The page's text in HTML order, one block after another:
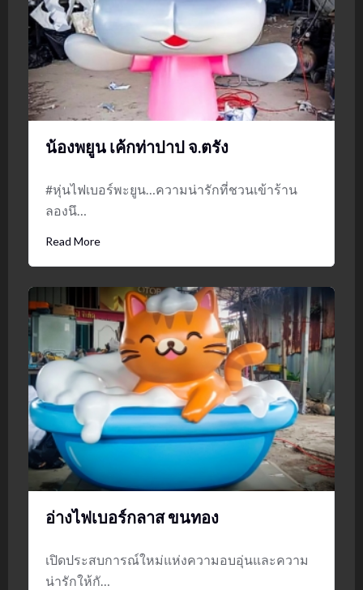
น้องพยูน เค้กท่าปาป จ.ตรัง
#หุ่นไฟเบอร์พะยูน…ความน่ารักที่ชวนเข้าร้าน
ลองนึ…
Read More
อ่างไฟเบอร์กลาส ขนทอง
เปิดประสบการณ์ใหม่แห่งความอบอุ่นและความ
น่ารักให้กั…